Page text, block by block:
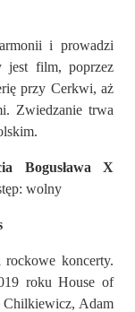
i prowadzi
jest film, poprzez
przy Cerkwi, aż
Zwiedzanie trwa
Bogusława X
wolny
koncerty.
roku House of
Chilkiewicz, Adam